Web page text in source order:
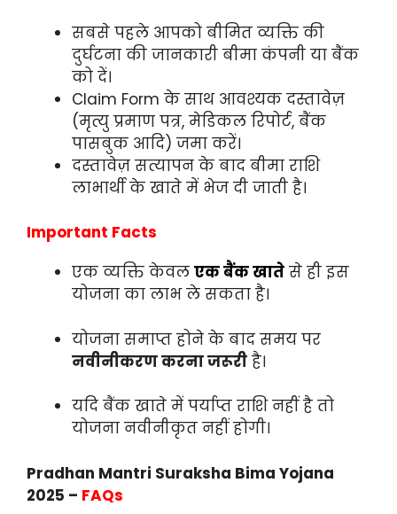
सबसे पहले आपको बीमित व्यक्ति की
दुर्घटना की जानकारी बीमा कंपनी या बैंक
को दें।
Claim Form के साथ आवश्यक दस्तावेज़
(मृत्यु प्रमाण पत्र, मेडिकल रिपोर्ट, बैंक
पासबुक आदि) जमा करें।
दस्तावेज़ सत्यापन के बाद बीमा राशि
लाभार्थी के खाते में भेज दी जाती है।
Important Facts
एक व्यक्ति केवल एक बैंक खाते से ही इस
योजना का लाभ ले सकता है।
योजना समाप्त होने के बाद समय पर
नवीनीकरण करना जरूरी है।
यदि बैंक खाते में पर्याप्त राशि नहीं है तो
योजना नवीनीकृत नहीं होगी।
Pradhan Mantri Suraksha Bima Yojana
2025 – FAQs